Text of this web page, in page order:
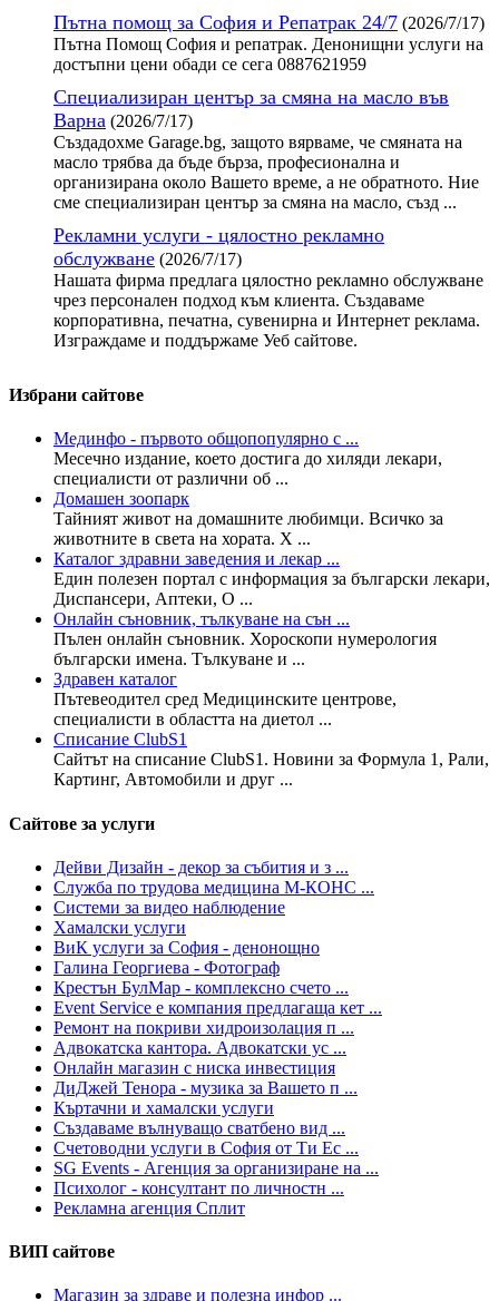
Пътна помощ за София и Репатрак 24/7 (2026/7/17)
Пътна Помощ София и репатрак. Денонищни услуги на
достъпни цени обади се сега 0887621959
Специализиран център за смяна на масло във
Варна (2026/7/17)
Създадохме Garage.bg, защото вярваме, че смяната на
масло трябва да бъде бърза, професионална и
организирана около Вашето време, а не обратното. Ние
сме специализиран център за смяна на масло, създ ...
Рекламни услуги - цялостно рекламно
обслужване (2026/7/17)
Нашата фирма предлага цялостно рекламно обслужване
чрез персонален подход към клиента. Създаваме
корпоративна, печатна, сувенирна и Интернет реклама.
Изграждаме и поддържаме Уеб сайтове.
Избрани сайтове
Мединфо - първото общопопулярно с ...
Месечно издание, което достига до хиляди лекари,
специалисти от различни об ...
Домашен зоопарк
Тайният живот на домашните любимци. Всичко за
животните в света на хората. Х ...
Каталог здравни заведения и лекар ...
Един полезен портал с информация за български лекари,
Диспансери, Аптеки, О ...
Онлайн съновник, тълкуване на сън ...
Пълен онлайн съновник. Хороскопи нумерология
български имена. Тълкуване и ...
Здравен каталог
Пътевеодител сред Медицинските центрове,
специалисти в областта на диетол ...
Списание ClubS1
Сайтът на списание ClubS1. Новини за Формула 1, Рали,
Картинг, Автомобили и друг ...
Сайтове за услуги
Дейви Дизайн - декор за събития и з ...
Служба по трудова медицина М-КОНС ...
Системи за видео наблюдение
Хамалски услуги
ВиК услуги за София - денонощно
Галина Георгиева - Фотограф
Крестън БулМар - комплексно счето ...
Event Service е компания предлагаща кет ...
Ремонт на покриви хидроизолация п ...
Адвокатска кантора. Адвокатски ус ...
Онлайн магазин с ниска инвестиция
ДиДжей Тенора - музика за Вашето п ...
Къртачни и хамалски услуги
Създаваме вълнуващо сватбено вид ...
Счетоводни услуги в София от Ти Ес ...
SG Events - Агенция за организиране на ...
Психолог - консултант по личностн ...
Рекламна агенция Сплит
ВИП сайтове
Магазин за здраве и полезна инфор ...